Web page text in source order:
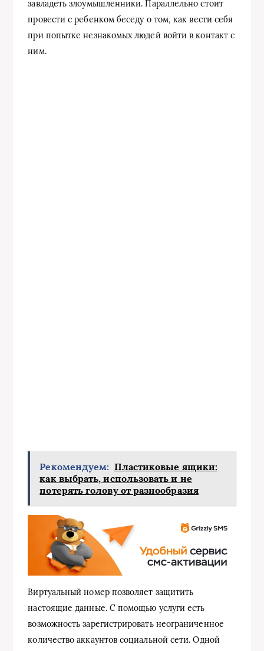
завладеть злоумышленники. Параллельно стоит
провести с ребенком беседу о том, как вести себя
при попытке незнакомых людей войти в контакт с
ним.
Рекомендуем: Пластиковые ящики:
как выбрать, использовать и не
потерять голову от разнообразия
Виртуальный номер позволяет защитить
настоящие данные. С помощью услуги есть
возможность зарегистрировать неограниченное
количество аккаунтов социальной сети. Одной